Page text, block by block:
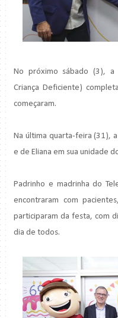
No próximo sábado (3), a
Criança Deficiente)
começaram.
Na última quarta-feira (31),
e de Eliana em sua unidade
Padrinho e madrinha do
encontraram com
participaram da festa, com
dia de todos.